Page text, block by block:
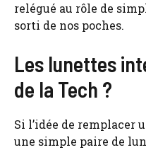
relégué au rôle de
sorti de nos poches.
Les lunettes
de la Tech ?
Si l’idée de remplacer
une simple paire de